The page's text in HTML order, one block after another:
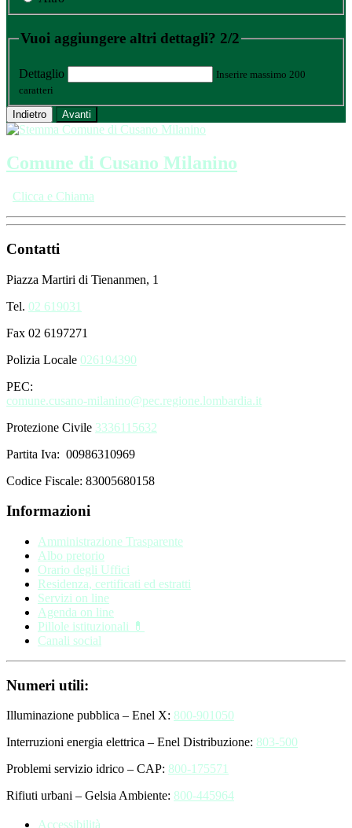
Vuoi aggiungere altri dettagli? 2/2
Dettaglio
Inserire massimo 200
caratteri
Indietro Avanti
Comune di Cusano Milanino
Clicca e Chiama
Contatti
Piazza Martiri di Tienanmen, 1
Tel. 02 619031
Fax 02 6197271
Polizia Locale 026194390
PEC:
comune.cusano-milanino@pec.regione.lombardia.it
Protezione Civile 3336115632
Partita Iva: 00986310969
Codice Fiscale: 83005680158
Informazioni
Amministrazione Trasparente
Albo pretorio
Orario degli Uffici
Residenza, certificati ed estratti
Servizi on line
Agenda on line
Pillole istituzionali 💊
Canali social
Numeri utili:
Illuminazione pubblica – Enel X: 800-901050
Interruzioni energia elettrica – Enel Distribuzione: 803-500
Problemi servizio idrico – CAP: 800-175571
Rifiuti urbani – Gelsia Ambiente: 800-445964
Accessibilità